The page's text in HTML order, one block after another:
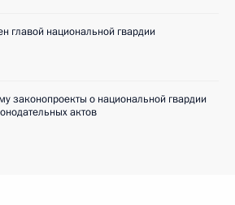
главой национальной гвардии
законопроекты о национальной гвардии
актов